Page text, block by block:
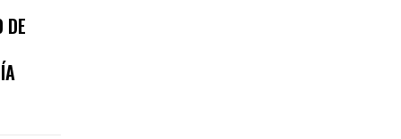
DE